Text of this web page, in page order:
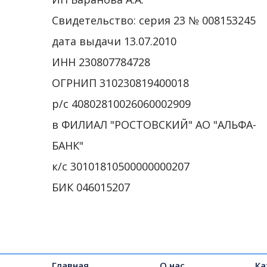
Свидетельство: серия 23 № 008153245
дата выдачи 13.07.2010
ИНН 230807784728
ОГРНИП 310230819400018
р/с 40802810026060002909
в ФИЛИАЛ "РОСТОВСКИЙ" АО "АЛЬФА-
БАНК"
к/с 30101810500000000207
БИК 046015207